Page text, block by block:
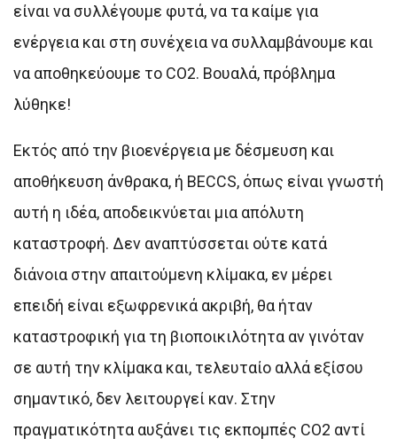
είναι να συλλέγουμε φυτά, να τα καίμε για
ενέργεια και στη συνέχεια να συλλαμβάνουμε και
να αποθηκεύουμε το CO2. Βουαλά, πρόβλημα
λύθηκε!
Εκτός από την βιοενέργεια με δέσμευση και
αποθήκευση άνθρακα, ή BECCS, όπως είναι γνωστή
αυτή η ιδέα, αποδεικνύεται μια απόλυτη
καταστροφή. Δεν αναπτύσσεται ούτε κατά
διάνοια στην απαιτούμενη κλίμακα, εν μέρει
επειδή είναι εξωφρενικά ακριβή, θα ήταν
καταστροφική για τη βιοποικιλότητα αν γινόταν
σε αυτή την κλίμακα και, τελευταίο αλλά εξίσου
σημαντικό, δεν λειτουργεί καν. Στην
πραγματικότητα αυξάνει τις εκπομπές CO2 αντί